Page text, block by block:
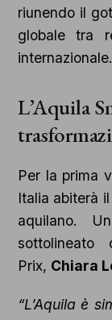
riunendo il
globale tra
internazionale.
L’Aquila
Per la prima
Italia abiterà
aquilano.
sottolineato
Prix, Chiara
“L’Aquila è